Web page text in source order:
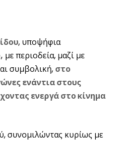
, υποψήφια
με περιοδεία, μαζί με
συμβολική, στο
ενάντια στους
ενεργά στο κίνημα
συνομιλώντας κυρίως με